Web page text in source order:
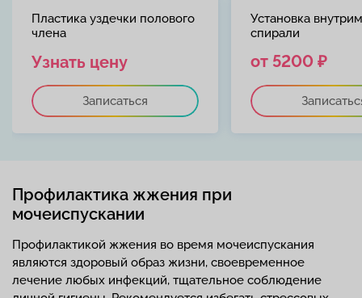
Пластика уздечки полового
члена
Узнать цену
Записаться
Установка
спирали
от 5200 ₽
Профилактика жжения при
мочеиспускании
Профилактикой жжения во время мочеиспускания
являются здоровый образ жизни, своевременное
лечение любых инфекций, тщательное соблюдение